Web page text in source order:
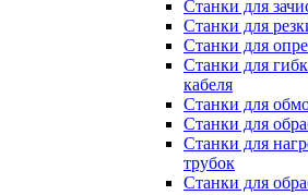
Станки для
Станки для
Станки для
Станки для
кабеля
Станки для
Станки для
Станки для
трубок
Станки для